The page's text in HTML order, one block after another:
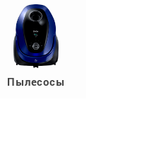
Пылесосы